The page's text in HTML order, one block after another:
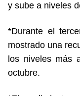
y sube a niveles
*Durante el
mostrado una
los niveles más
octubre.